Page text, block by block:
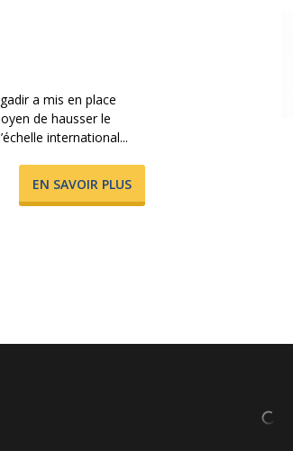
a mis en place
de hausser le
international...
​EN SAVOIR PLUS